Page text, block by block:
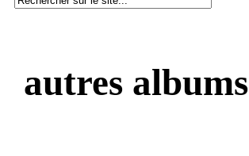
autres albums